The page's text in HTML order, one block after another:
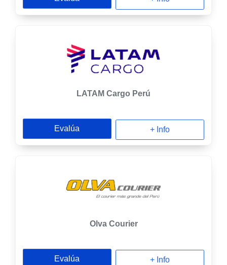
LATAM Cargo Perú
Evalúa + Info
Olva Courier
Evalúa + Info